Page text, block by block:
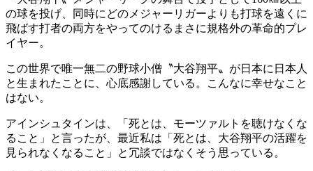
の球を投げ、同時にどのメジャーリガーよりも打球を遠くに
飛ばす打者の両方をやってのけるまさに規格外の革命的プレ
イヤー。
この世界で唯一無二の野球小僧〝大谷翔平〟が日本に日本人
と生まれたことに、心底感謝している。こんなに幸せなこと
はない。
アインシュタインは、「死とは、モーツァルトを聴けなくな
ること」と言ったが、最近私は「死とは、大谷翔平の活躍を
見られなくなること」と冗談ではなくそう思っている。